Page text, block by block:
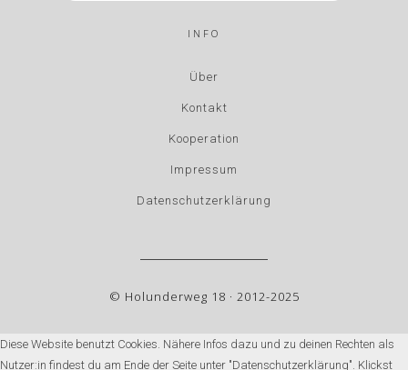
INFO
Über
Kontakt
Kooperation
Impressum
Datenschutzerklärung
© Holunderweg 18 · 2012-2025
Diese Website benutzt Cookies. Nähere Infos dazu und zu deinen Rechten als
Nutzer:in findest du am Ende der Seite unter "Datenschutzerklärung". Klickst